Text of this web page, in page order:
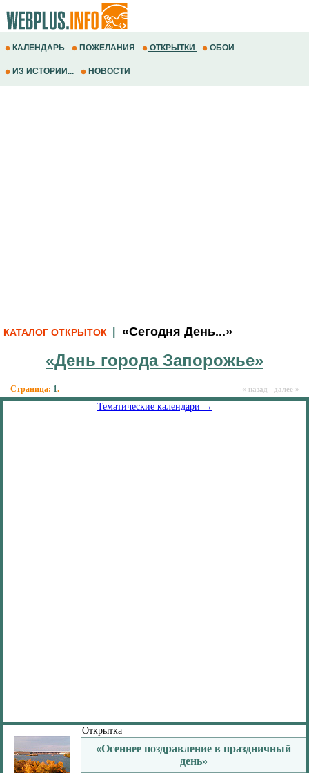
КАЛЕНДАРЬ ПОЖЕЛАНИЯ ОТКРЫТКИ ОБОИ
ИЗ ИСТОРИИ... НОВОСТИ
КАТАЛОГ ОТКРЫТОК «Сегодня День...»
«День города Запорожье»
Страница: 1. « назад далее »
Тематические календари →
Открытка
«Осеннее поздравление в праздничный
день»